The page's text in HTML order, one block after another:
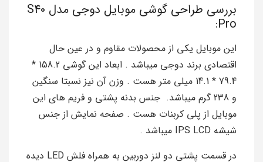
بررسی طراحی گوشی موبایل دوجی مدل S40
Pro:
این موبایل یکی از محصولات مقاوم و در عین حال
اقتصادی برند دوجی میباشد . ابعاد این گوشی 158.2 *
79.4 * 14.1 میلی متر هست . وزن آن نیز نسبتا سنگین
و 238 گرم میباشد. جنس بدنه پشتی و فریم های این
موبایل از پلی کربنات هست . صفحه نمایش از جنس
شیشه IPS LCD میباشد .
در قسمت پشتی دو لنز دوربین به همراه فلش LED دیده